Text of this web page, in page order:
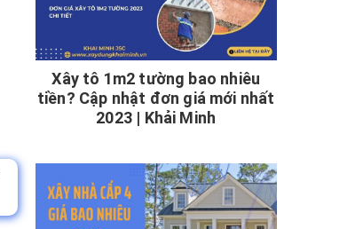
Xây tô 1m2 tường bao nhiêu
tiền? Cập nhật đơn giá mới nhất
2023 | Khải Minh